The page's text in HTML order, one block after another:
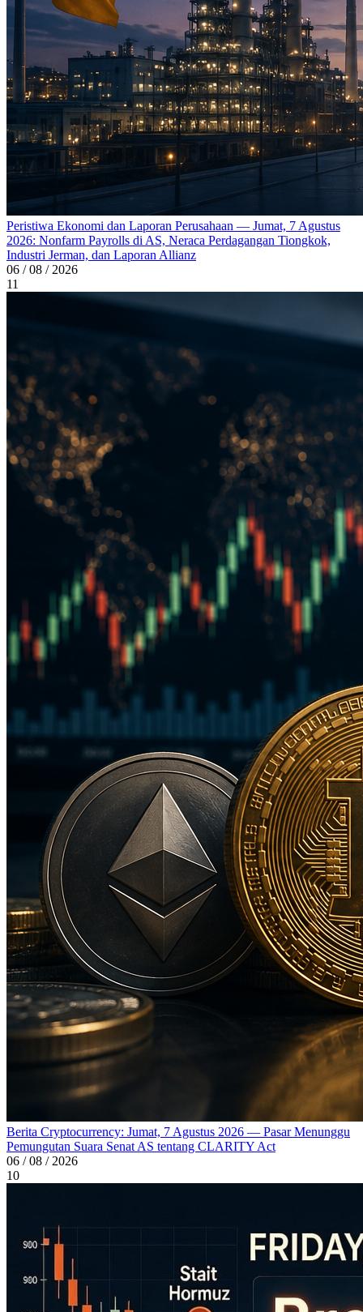
Peristiwa Ekonomi dan Laporan Perusahaan — Jumat, 7 Agustus
2026: Nonfarm Payrolls di AS, Neraca Perdagangan Tiongkok,
Industri Jerman, dan Laporan Allianz
06 / 08 / 2026
11
Berita Cryptocurrency: Jumat, 7 Agustus 2026 — Pasar Menunggu
Pemungutan Suara Senat AS tentang CLARITY Act
06 / 08 / 2026
10